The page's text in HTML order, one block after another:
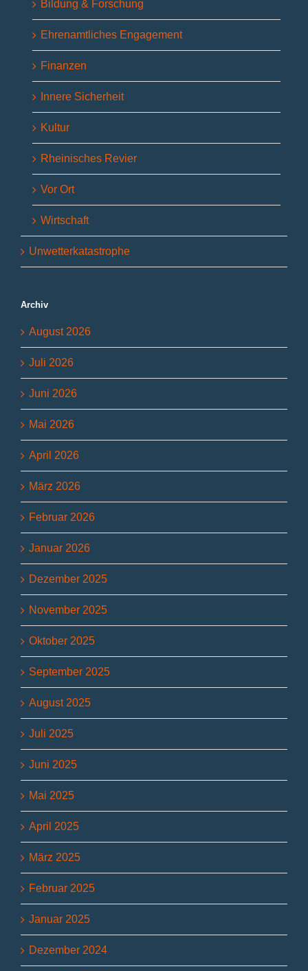
Bildung & Forschung
Ehrenamtliches Engagement
Finanzen
Innere Sicherheit
Kultur
Rheinisches Revier
Vor Ort
Wirtschaft
Unwetterkatastrophe
Archiv
August 2026
Juli 2026
Juni 2026
Mai 2026
April 2026
März 2026
Februar 2026
Januar 2026
Dezember 2025
November 2025
Oktober 2025
September 2025
August 2025
Juli 2025
Juni 2025
Mai 2025
April 2025
März 2025
Februar 2025
Januar 2025
Dezember 2024